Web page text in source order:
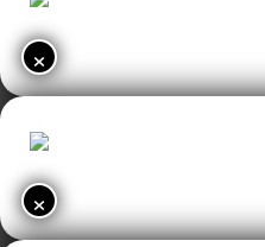
×
×